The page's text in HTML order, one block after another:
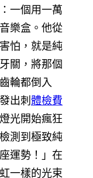
一個用一萬
樂盒。他從
怕，就是純
關，將那個
輪都倒入
出刺 體檢費
光開始瘋狂
測到極致純
運勢！」在
一樣的光束